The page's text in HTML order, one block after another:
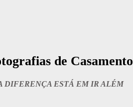
de Casamento
DIFERENÇA ESTÁ EM IR ALÉM